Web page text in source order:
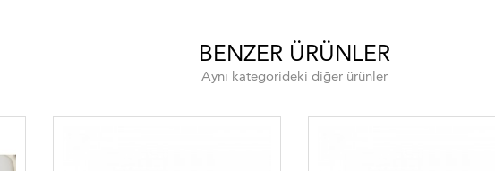
BENZER ÜRÜNLER
Aynı kategorideki diğer ürünler